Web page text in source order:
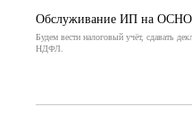
Обслуживание ИП на ОСНО
Будем вести налоговый учёт, сдавать
НДФЛ.